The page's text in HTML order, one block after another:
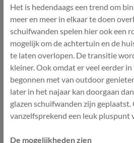
Het is hedendaags een trend om
meer en meer in elkaar te doen
schuifwanden spelen hier ook een
mogelijk om de achtertuin en de
te laten overlopen. De transitie
kleiner. Ook omdat er veel eerder
begonnen met van outdoor
later in het najaar kan doorgaan
glazen schuifwanden zijn geplaatst.
vanzelfsprekend een leuk pluspunt
De mogelijkheden zien